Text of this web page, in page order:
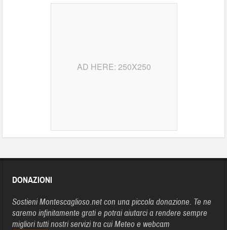
AD HERE: 250X250
DONAZIONI
Sostieni Montescaglioso.net con una piccola donazione. Te ne
saremo infinitamente grati e potrai aiutarci a rendere sempre
migliori tutti nostri servizi tra cui Meteo e webcam